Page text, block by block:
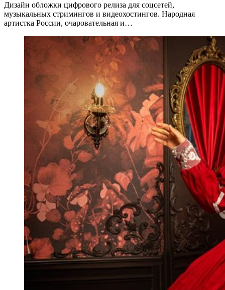
Дизайн обложки цифрового релиза для соцсетей,
музыкальных стримингов и видеохостингов. Народная
артистка России, очаровательная и…